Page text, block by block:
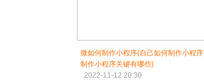
微如何制作小程序(自己如何制作小程序
制作小程序关键有哪些)
2022-11-12 20:30